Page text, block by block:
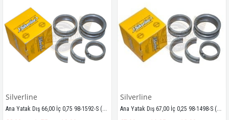
VWC Parça No: 6-6385 OEM Parça No: 11119849360 / 87 978 815
Silverline
Ana Yatak Dış 66,00 İç 0,75 98-1592-S (1200-1300-1600-T2)
Silverline
Ana Yatak Dış 67,00 İç 0,25 98-1498-S (1200-1300-1600-T2)